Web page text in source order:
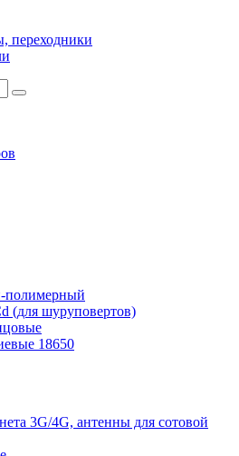
переходники
полимерный
(для шуруповертов)
18650
3G/4G, антенны для сотовой